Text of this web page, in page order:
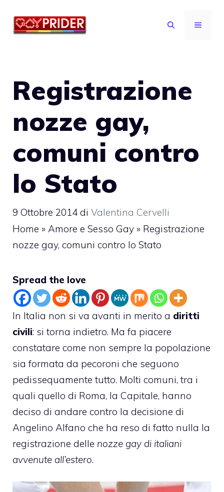
MENU
Registrazione
nozze gay,
comuni contro
lo Stato
9 Ottobre 2014 di Valentina Cervelli
Home » Amore e Sesso Gay » Registrazione
nozze gay, comuni contro lo Stato
Spread the love
In Italia non si va avanti in merito a diritti
civili: si torna indietro. Ma fa piacere
constatare come non sempre la popolazione
sia formata da pecoroni che seguono
pedissequamente tutto. Molti comuni, tra i
quali quello di Roma, la Capitale, hanno
deciso di andare contro la decisione di
Angelino Alfano che ha reso di fatto nulla la
registrazione delle nozze gay di italiani
avvenute all’estero.